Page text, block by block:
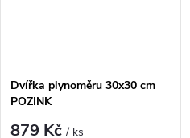
Dvířka plynoměru 30x30 cm
POZINK
879 Kč/ ks